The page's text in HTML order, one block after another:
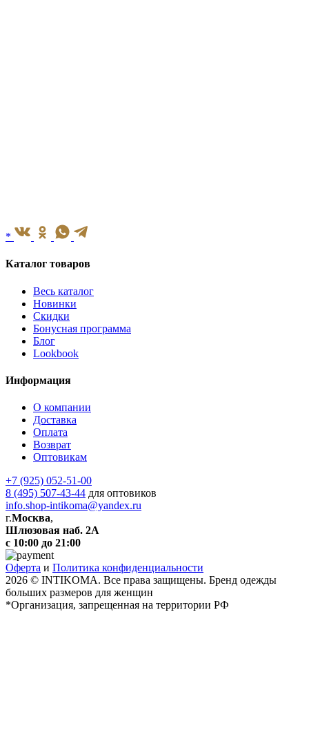
*
Каталог товаров
Весь каталог
Новинки
Скидки
Бонусная программа
Блог
Lookbook
Информация
О компании
Доставка
Оплата
Возврат
Оптовикам
+7 (925) 052-51-00
8 (495) 507-43-44 для оптовиков
info.shop-intikoma@yandex.ru
г.Москва,
Шлюзовая наб. 2А
с 10:00 до 21:00
Оферта и Политика конфиденциальности
2026 © INTIKOMA. Все права защищены. Бренд одежды
больших размеров для женщин
*Организация, запрещенная на территории РФ